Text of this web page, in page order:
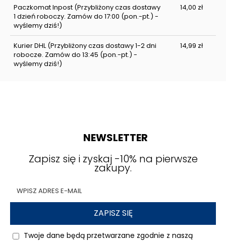
Paczkomat Inpost(Przybliżony czas dostawy
1 dzień roboczy. Zamów do 17:00 (pon.-pt.) -
wyślemy dziś!)
14,00 zł
Kurier DHL(Przybliżony czas dostawy 1-2 dni
robocze. Zamów do 13:45 (pon.-pt.) -
wyślemy dziś!)
14,99 zł
NEWSLETTER
Zapisz się i zyskaj -10% na pierwsze
zakupy.
ZAPISZ SIĘ
Twoje dane będą przetwarzane zgodnie z naszą